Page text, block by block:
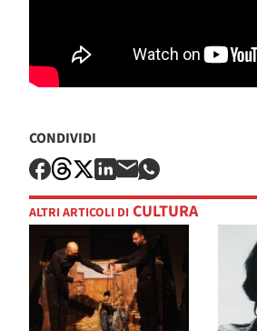
CONDIVIDI
ALTRI ARTICOLI DI CULTURA